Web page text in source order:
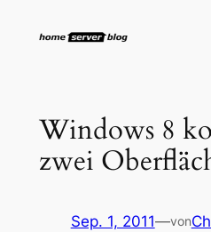
Inhalt
Windows 8
zwei
Sep. 1, 2011—von